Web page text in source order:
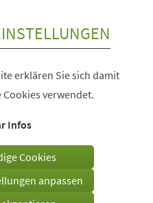
erklären Sie sich damit
verwendet.
Infos
Cookies
anpassen